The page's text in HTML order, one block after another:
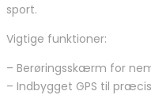
sport.
Vigtige funktioner:
– Berøringsskærm for
– Indbygget GPS til